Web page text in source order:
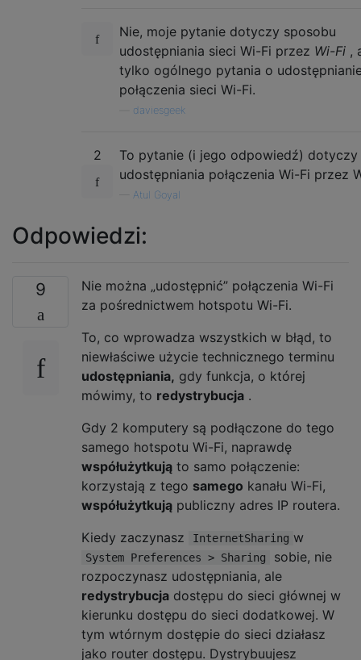
Nie, moje pytanie dotyczy sposobu
udostępniania sieci Wi-Fi przez Wi-Fi ,
tylko ogólnego pytania o
połączenia sieci Wi-Fi.
daviesgeek
2
To pytanie (i jego odpowiedź) dotyczy
udostępniania połączenia Wi-Fi przez
Atul Goyal
Odpowiedzi:
9
Nie można „udostępnić” połączenia Wi-Fi
za pośrednictwem hotspotu Wi-Fi.
To, co wprowadza wszystkich w błąd, to
niewłaściwe użycie technicznego terminu
udostępniania, gdy funkcja, o której
mówimy, to redystrybucja .
Gdy 2 komputery są podłączone do tego
samego hotspotu Wi-Fi, naprawdę
współużytkują to samo połączenie:
korzystają z tego samego kanału Wi-Fi,
współużytkują publiczny adres IP routera.
Kiedy zaczynasz
InternetSharing w
System Preferences > Sharing
sobie, nie
rozpoczynasz udostępniania, ale
redystrybucja dostępu do sieci głównej w
kierunku dostępu do sieci dodatkowej. W
tym wtórnym dostępie do sieci działasz
jako router dostępu. Dystrybuujesz